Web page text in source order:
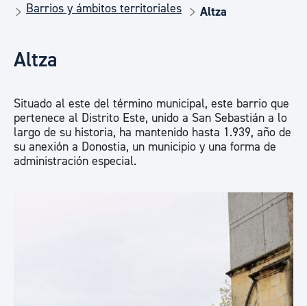
Barrios y ámbitos territoriales
Altza
Altza
Situado al este del término municipal, este barrio que
pertenece al Distrito Este, unido a San Sebastián a lo
largo de su historia, ha mantenido hasta 1.939, año de
su anexión a Donostia, un municipio y una forma de
administración especial.